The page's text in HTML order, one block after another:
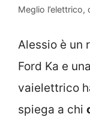
Meglio
Alessio è un
Ford Ka e
vaielettrico
spiega a chi